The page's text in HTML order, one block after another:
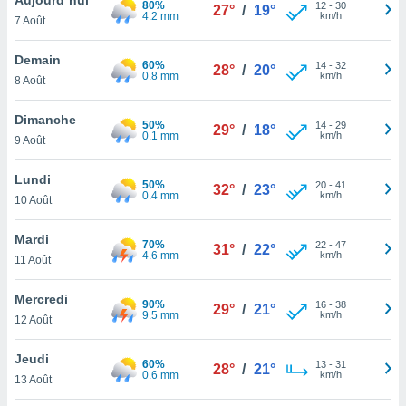
et
»,
au
vous
qu'ils
ou
le
ainsi
un
la
du
7 Août
80%
4.2 mm
27° / 19° 12- 30
km/h
Demain
8 Août
60%
0.8 mm
28° / 20° 14- 32
km/h
Dimanche
9 Août
50%
0.1 mm
29° / 18° 14- 29
km/h
Lundi
10 Août
50%
0.4 mm
32° / 23° 20- 41
km/h
Mardi
11 Août
70%
4.6 mm
31° / 22° 22- 47
km/h
Mercredi
12 Août
90%
9.5 mm
29° / 21° 16- 38
km/h
Jeudi
13 Août
60%
0.6 mm
28° / 21° 13- 31
km/h